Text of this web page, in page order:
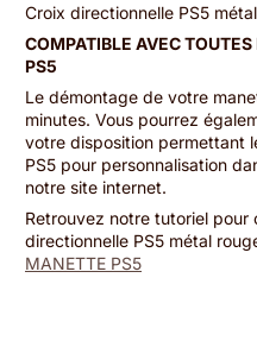
Croix directionnelle PS5
COMPATIBLE AVEC
PS5
Le démontage de votre
minutes. Vous pourrez
votre disposition permettant
PS5 pour personnalisation
notre site internet.
Retrouvez notre tutoriel pour
directionnelle PS5 métal
MANETTE PS5